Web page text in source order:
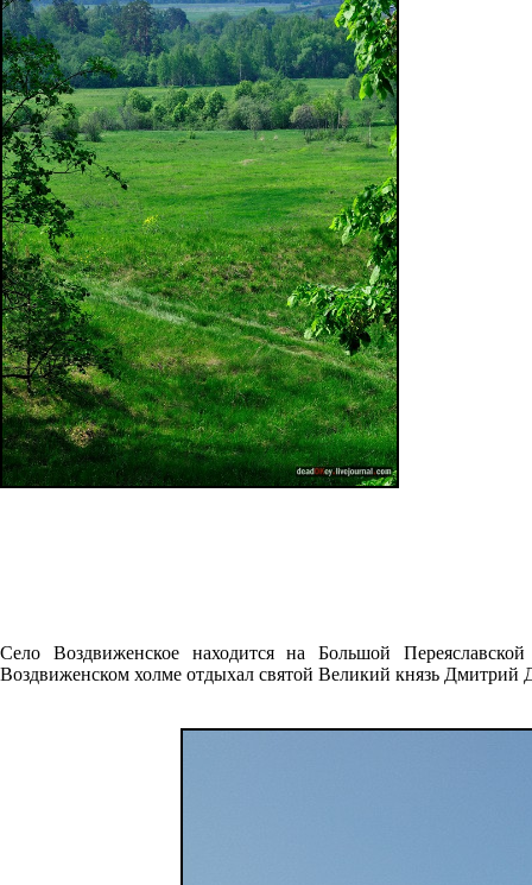
Село Воздвиженское находится на Большой
Воздвиженском холме отдыхал святой Великий князь